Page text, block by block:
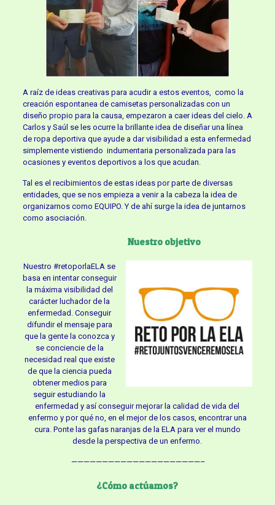
A raíz de ideas creativas para acudir a estos eventos, como la
creación espontanea de camisetas personalizadas con un
diseño propio para la causa, empezaron a caer ideas del cielo. A
Carlos y Saúl se les ocurre la brillante idea de diseñar una línea
de ropa deportiva que ayude a dar visibilidad a esta enfermedad
simplemente vistiendo indumentaria personalizada para las
ocasiones y eventos deportivos a los que acudan.
Tal es el recibimientos de estas ideas por parte de diversas
entidades, que se nos empieza a venir a la cabeza la idea de
organizarnos como EQUIPO. Y de ahí surge la idea de juntarnos
como asociación.
Nuestro objetivo
Nuestro #retoporlaELA se
basa en intentar conseguir
la máxima visibilidad del
carácter luchador de la
enfermedad. Conseguir
difundir el mensaje para
que la gente la conozca y
se conciencie de la
necesidad real que existe
de que la ciencia pueda
obtener medios para
seguir estudiando la
enfermedad y así conseguir mejorar la calidad de vida del
enfermo y por qué no, en el mejor de los casos, encontrar una
cura. Ponte las gafas naranjas de la ELA para ver el mundo
desde la perspectiva de un enfermo.
—————————————————————–
¿Cómo actúamos?